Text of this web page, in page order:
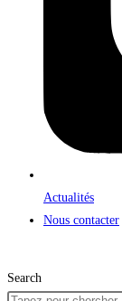
Actualités
Nous contacter
Search